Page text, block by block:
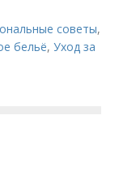
советы,
бельё,Уход за